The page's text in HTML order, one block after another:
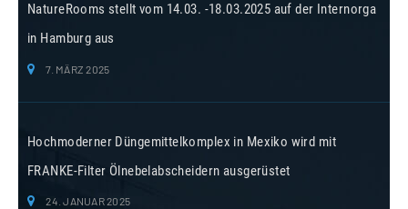
NatureRooms stellt vom 14.03. -18.03.2025 auf der Internorga
in Hamburg aus
7. MÄRZ 2025
Hochmoderner Düngemittelkomplex in Mexiko wird mit
FRANKE-Filter Ölnebelabscheidern ausgerüstet
24. JANUAR 2025